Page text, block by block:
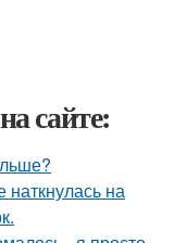
сайте:
на